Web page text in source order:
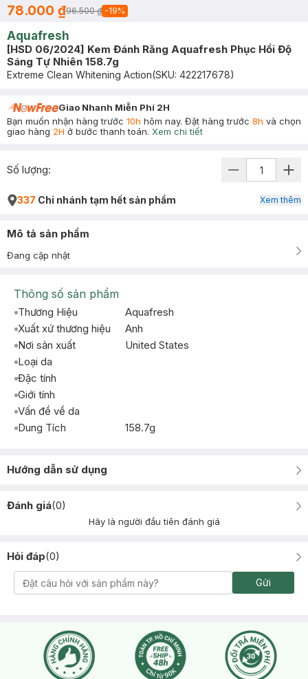
78.000 ₫96.500 ₫ -19%
Aquafresh
[HSD 06/2024] Kem Đánh Răng Aquafresh Phục Hồi Độ
Sáng Tự Nhiên 158.7g
Extreme Clean Whitening Action(SKU: 422217678)
Giao Nhanh Miễn Phí 2H
Bạn muốn nhận hàng trước 10h hôm nay. Đặt hàng trước 8h và chọn
giao hàng 2H ở bước thanh toán. Xem chi tiết
Số lượng:
337 Chi nhánh tạm hết sản phẩm Xem thêm
Mô tả sản phẩm
Đang cập nhật
Thông số sản phẩm
Thương Hiệu
Aquafresh
Xuất xứ thương hiệu
Anh
Nơi sản xuất
United States
Loại da
Đặc tính
Giới tính
Vấn đề về da
Dung Tích
158.7g
Hướng dẫn sử dụng
Đánh giá(0)
Hãy là người đầu tiên đánh giá
Hỏi đáp(0)
Gửi